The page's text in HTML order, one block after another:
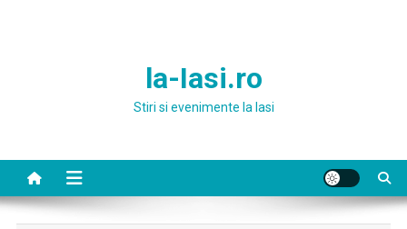
la-Iasi.ro
Stiri si evenimente la Iasi